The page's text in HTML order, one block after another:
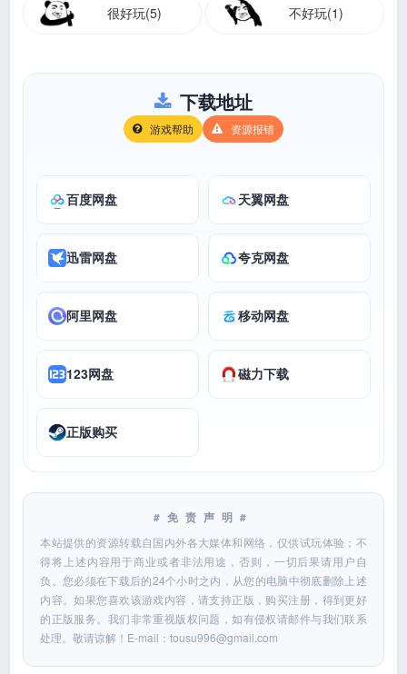
很好玩(5) 不好玩(1)
下载地址
游戏帮助 资源报错
百度网盘 天翼网盘
迅雷网盘 夸克网盘
阿里网盘 移动网盘
123网盘 磁力下载
正版购买
#免责声明#
本站提供的资源转载自国内外各大媒体和网络，仅供试玩体验；不
得将上述内容用于商业或者非法用途，否则，一切后果请用户自
负。您必须在下载后的24个小时之内，从您的电脑中彻底删除上述
内容。如果您喜欢该游戏内容，请支持正版，购买注册，得到更好
的正版服务。我们非常重视版权问题，如有侵权请邮件与我们联系
处理。敬请谅解！E-mail：tousu996@gmail.com